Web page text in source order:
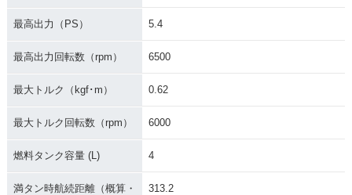
最高出力（PS） 5.4
最高出力回転数（rpm） 6500
最大トルク（kgf･m） 0.62
最大トルク回転数（rpm） 6000
燃料タンク容量 (L) 4
満タン時航続距離（概算・
313.2